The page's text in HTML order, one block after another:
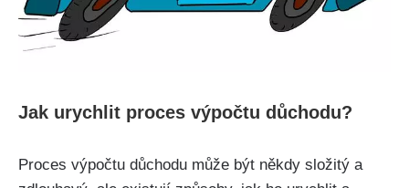
Jak urychlit proces výpočtu důchodu?
Proces výpočtu důchodu může být někdy složitý a